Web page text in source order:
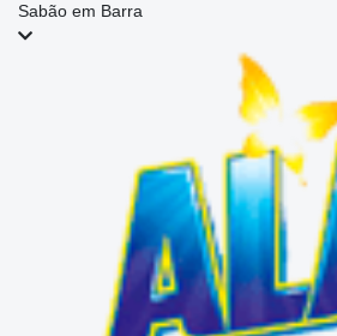
Sabão em Barra